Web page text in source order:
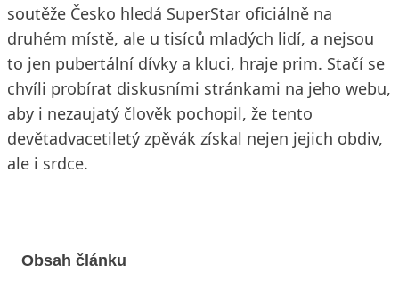
soutěže Česko hledá SuperStar oficiálně na
druhém místě, ale u tisíců mladých lidí, a nejsou
to jen pubertální dívky a kluci, hraje prim. Stačí se
chvíli probírat diskusními stránkami na jeho webu,
aby i nezaujatý člověk pochopil, že tento
devětadvacetiletý zpěvák získal nejen jejich obdiv,
ale i srdce.
Obsah článku